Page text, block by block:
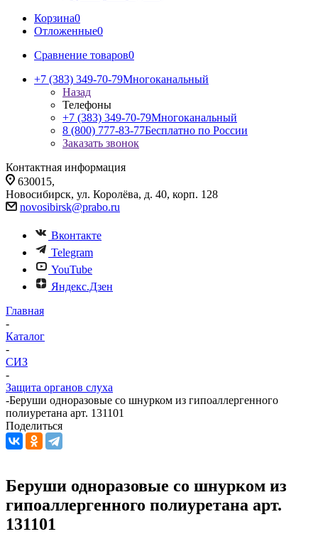
Корзина0
Отложенные0
Сравнение товаров0
+7 (383) 349-70-79Многоканальный
Назад
Телефоны
+7 (383) 349-70-79Многоканальный
8 (800) 777-83-77Бесплатно по России
Заказать звонок
Контактная информация
630015,
Новосибирск, ул. Королёва, д. 40, корп. 128
novosibirsk@prabo.ru
Вконтакте
Telegram
YouTube
Яндекс.Дзен
Главная
-
Каталог
-
СИЗ
-
Защита органов слуха
-Беруши одноразовые со шнурком из гипоаллергенного
полиуретана арт. 131101
Поделиться
Беруши одноразовые со шнурком из
гипоаллергенного полиуретана арт.
131101